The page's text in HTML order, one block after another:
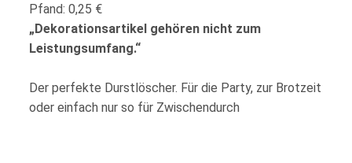
Pfand: 0,25 €
„Dekorationsartikel gehören nicht zum
Leistungsumfang.“
Der perfekte Durstlöscher. Für die Party, zur Brotzeit
oder einfach nur so für Zwischendurch